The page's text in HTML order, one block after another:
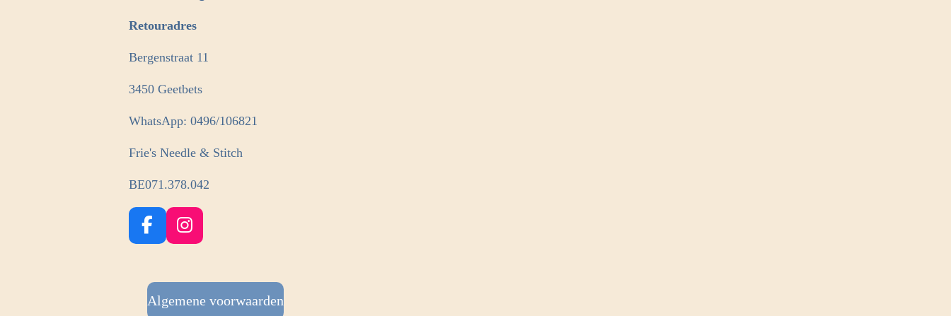
Retouradres
Bergenstraat 11
3450 Geetbets
WhatsApp: 0496/106821
Frie's Needle & Stitch
BE071.378.042
F
e
b
I
t
a
Algemene voorwaarden